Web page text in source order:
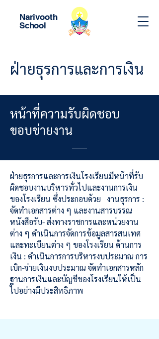
Narivooth
School
ฝ่ายธุรการและการเงิน
หน้าที่ความรับผิดชอบ
ขอบข่ายงาน
ฝ่ายธุรการและการเงินโรงเรียนมีหน้าที่รับ
ผิดชอบงานบริหารทั่วไปและงานการเงิน
ของโรงเรียน ซึ่งประกอบด้วย งานธุรการ :
จัดทำเอกสารต่าง ๆ และงานสารบรรณ
หนังสือรับ- ส่งทางราชการและหน่วยงาน
ต่าง ๆ ดำเนินการจัดการข้อมูลสารสนเทศ
และทะเบียนต่าง ๆ ของโรงเรียน ด้านการ
เงิน : ดำเนินการการบริหารงบประมาณ การ
เบิก-จ่ายเงินงบประมาณ จัดทำเอกสารหลัก
ฐานการเงินและบัญชีของโรงเรียนให้เป็น
ไปอย่างมีประสิทธิภาพ